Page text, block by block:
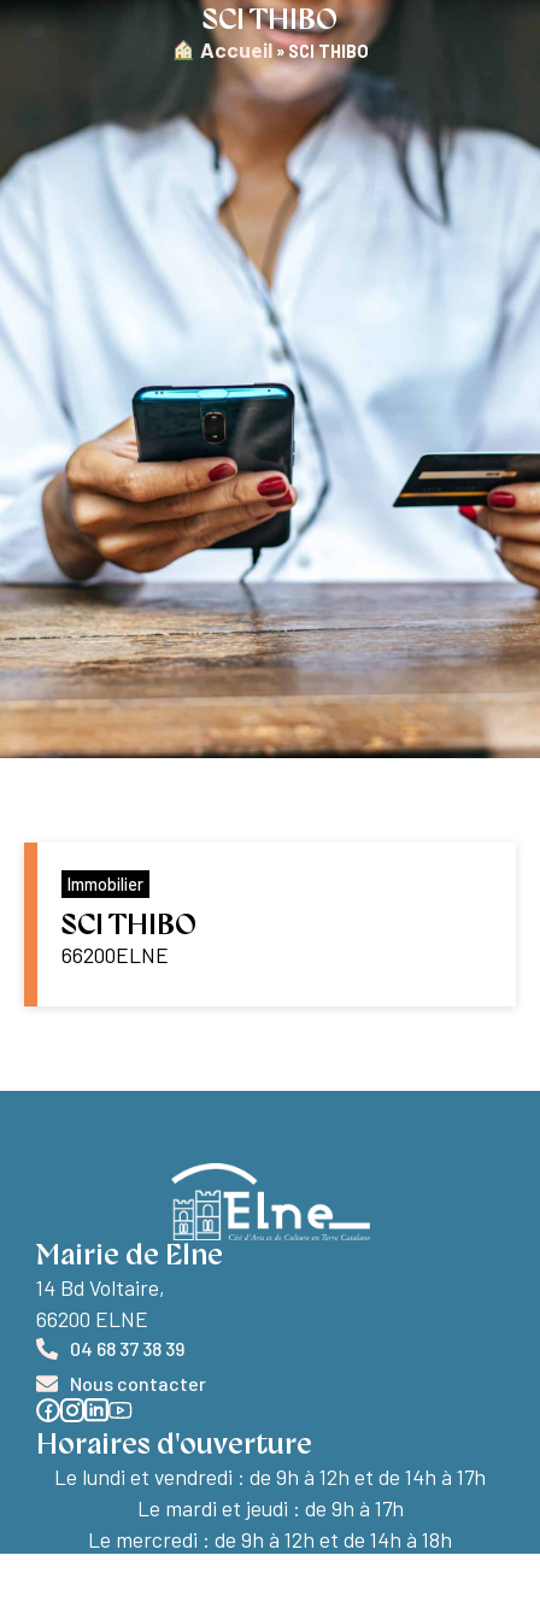
SCI THIBO
︎ Accueil »SCI THIBO
Immobilier
SCI THIBO
66200ELNE
Mairie de Elne
14 Bd Voltaire,
66200 ELNE
04 68 37 38 39
Nous contacter
Horaires d'ouverture
Le lundi et vendredi : de 9h à 12h et de 14h à 17h
Le mardi et jeudi : de 9h à 17h
Le mercredi : de 9h à 12h et de 14h à 18h